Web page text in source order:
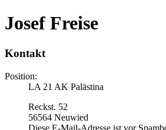
Josef Freise
Kontakt
Position:
LA 21 AK Palästina
Reckst. 52
56564 Neuwied
Diese E-Mail-Adresse ist vor